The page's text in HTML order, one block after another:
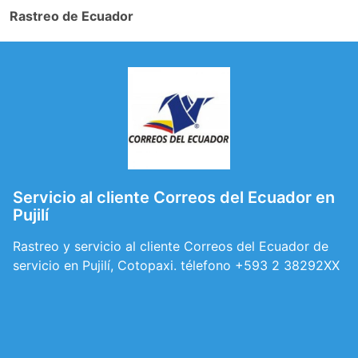
Rastreo de Ecuador
Servicio al cliente Correos del Ecuador en
Pujilí
Rastreo y servicio al cliente Correos del Ecuador de
servicio en Pujilí, Cotopaxi. télefono +593 2 38292XX